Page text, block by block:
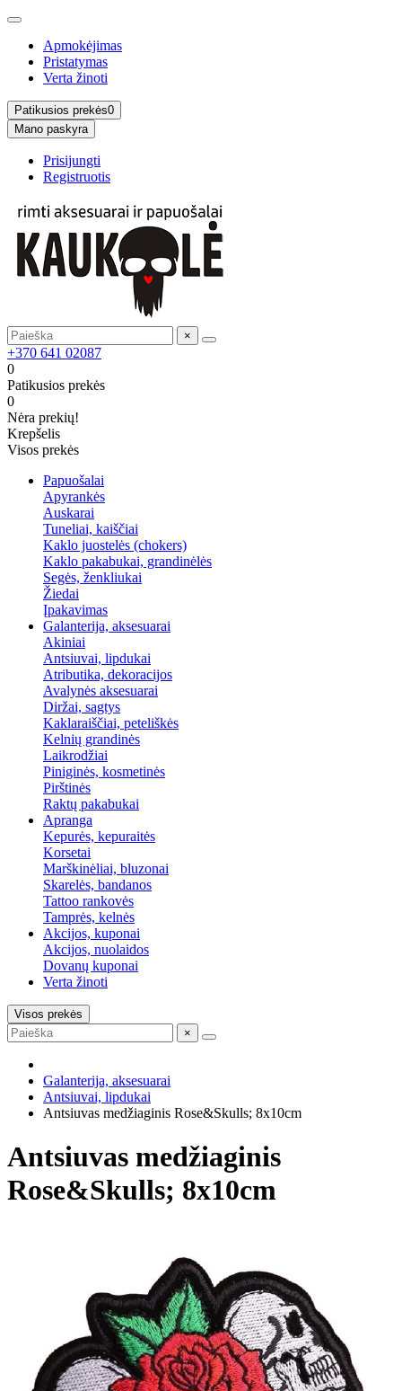
Apmokėjimas
Pristatymas
Verta žinoti
Patikusios prekės0
Mano paskyra
Prisijungti
Registruotis
×
+370 641 02087
0
Patikusios prekės
0
Nėra prekių!
Krepšelis
Visos prekės
Papuošalai
Apyrankės
Auskarai
Tuneliai, kaiščiai
Kaklo juostelės (chokers)
Kaklo pakabukai, grandinėlės
Segės, ženkliukai
Žiedai
Įpakavimas
Galanterija, aksesuarai
Akiniai
Antsiuvai, lipdukai
Atributika, dekoracijos
Avalynės aksesuarai
Diržai, sagtys
Kaklaraiščiai, peteliškės
Kelnių grandinės
Laikrodžiai
Piniginės, kosmetinės
Pirštinės
Raktų pakabukai
Apranga
Kepurės, kepuraitės
Korsetai
Marškinėliai, bluzonai
Skarelės, bandanos
Tattoo rankovės
Tamprės, kelnės
Akcijos, kuponai
Akcijos, nuolaidos
Dovanų kuponai
Verta žinoti
Visos prekės
×
Galanterija, aksesuarai
Antsiuvai, lipdukai
Antsiuvas medžiaginis Rose&Skulls; 8x10cm
Antsiuvas medžiaginis
Rose&Skulls; 8x10cm